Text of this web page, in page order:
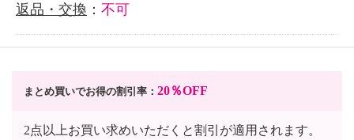
返品・交換 ： 不可
まとめ買いでお得の割引率： 20％OFF
2点以上お買い求めいただくと割引が適用されます。